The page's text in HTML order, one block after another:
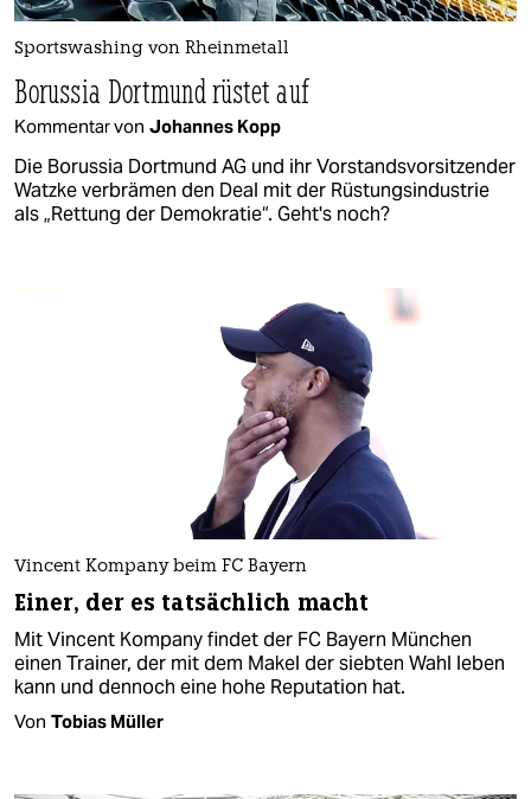
Sportswashing von Rheinmetall
Borussia Dortmund rüstet auf
Kommentar von Johannes Kopp
Die Borussia Dortmund AG und ihr Vorstandsvorsitzender
Watzke verbrämen den Deal mit der Rüstungsindustrie
als „Rettung der Demokratie“. Geht's noch?
Vincent Kompany beim FC Bayern
Einer, der es tatsächlich macht
Mit Vincent Kompany findet der FC Bayern München
einen Trainer, der mit dem Makel der siebten Wahl leben
kann und dennoch eine hohe Reputation hat.
Von Tobias Müller